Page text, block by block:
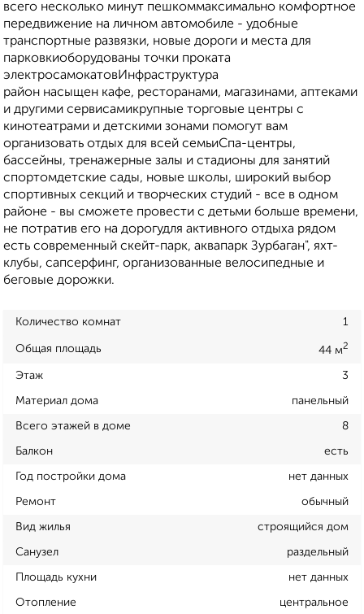
всего несколько минут пешкоммаксимально комфортное
передвижение на личном автомобиле - удобные
транспортные развязки, новые дороги и места для
парковкиоборудованы точки проката
электросамокатовИнфраструктура
район насыщен кафе, ресторанами, магазинами, аптеками
и другими сервисамикрупные торговые центры с
кинотеатрами и детскими зонами помогут вам
организовать отдых для всей семьиСпа-центры,
бассейны, тренажерные залы и стадионы для занятий
спортомдетские сады, новые школы, широкий выбор
спортивных секций и творческих студий - все в одном
районе - вы сможете провести с детьми больше времени,
не потратив его на дорогудля активного отдыха рядом
есть современный скейт-парк, аквапарк Зурбаган", яхт-
клубы, сапсерфинг, организованные велосипедные и
беговые дорожки.
Количество комнат 1
Общая площадь 44 м2
Этаж 3
Материал дома панельный
Всего этажей в доме 8
Балкон есть
Год постройки дома нет данных
Ремонт обычный
Вид жилья строящийся дом
Санузел раздельный
Площадь кухни нет данных
Отопление центральное